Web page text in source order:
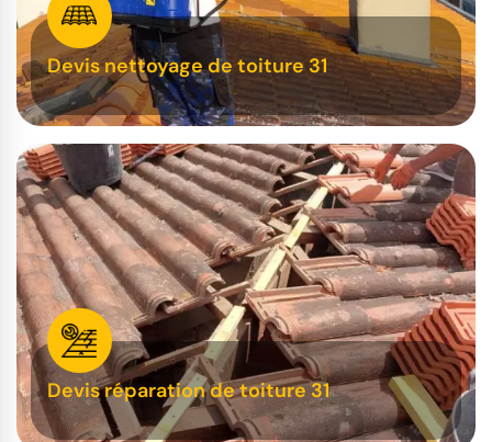
Devis nettoyage de toiture 31
Devis réparation de toiture 31